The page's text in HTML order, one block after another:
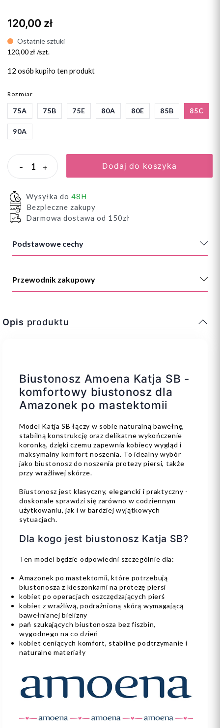
120,00 zł
Ostatnie sztuki
120,00 zł /szt.
12 osób kupiło ten produkt
Rozmiar
75A 75B 75E 80A 80E 85B 85C
90A
- + Dodaj do koszyka
Wysyłka do 48H
Bezpieczne zakupy
Darmowa dostawa od 150zł
Podstawowe cechy
Przewodnik zakupowy
Opis produktu
Biustonosz Amoena Katja SB -
komfortowy biustonosz dla
Amazonek po mastektomii
Model Katja SB łączy w sobie naturalną bawełnę,
stabilną konstrukcję oraz delikatne wykończenie
koronką, dzięki czemu zapewnia kobiecy wygląd i
maksymalny komfort noszenia. To idealny wybór
jako biustonosz do noszenia protezy piersi, także
przy wrażliwej skórze.
Biustonosz jest klasyczny, elegancki i praktyczny -
doskonale sprawdzi się zarówno w codziennym
użytkowaniu, jak i w bardziej wyjątkowych
sytuacjach.
Dla kogo jest biustonosz Katja SB?
Ten model będzie odpowiedni szczególnie dla:
Amazonek po mastektomii, które potrzebują
biustonosza z kieszonkami na protezę piersi
kobiet po operacjach oszczędzających pierś
kobiet z wrażliwą, podrażnioną skórą wymagającą
bawełnianej bielizny
pań szukających biustonosza bez fiszbin,
wygodnego na co dzień
kobiet ceniących komfort, stabilne podtrzymanie i
naturalne materiały